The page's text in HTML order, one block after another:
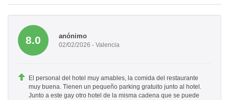
8.0 anónimo
02/02/2026 - Valencia
El personal del hotel muy amables, la comida del restaurante
muy buena. Tienen un pequeño parking gratuito junto al hotel.
Junto a este gay otro hotel de la misma cadena que se puede